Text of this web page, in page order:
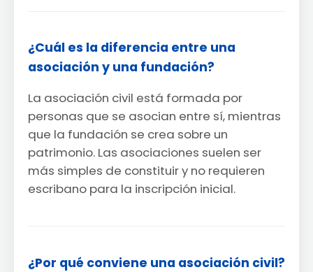
¿Cuál es la diferencia entre una
asociación y una fundación?
La asociación civil está formada por
personas que se asocian entre sí, mientras
que la fundación se crea sobre un
patrimonio. Las asociaciones suelen ser
más simples de constituir y no requieren
escribano para la inscripción inicial.
¿Por qué conviene una asociación civil?